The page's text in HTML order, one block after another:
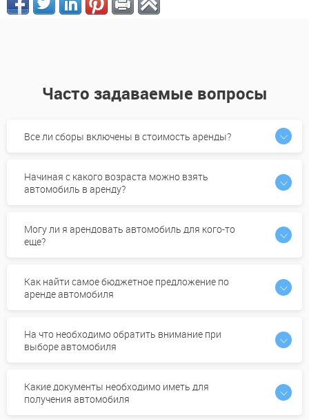
Часто задаваемые вопросы
Все ли сборы включены в стоимость аренды?
Начиная с какого возраста можно взять
автомобиль в аренду?
Могу ли я арендовать автомобиль для кого-то
еще?
Как найти самое бюджетное предложение по
аренде автомобиля
На что необходимо обратить внимание при
выборе автомобиля
Какие документы необходимо иметь для
получения автомобиля